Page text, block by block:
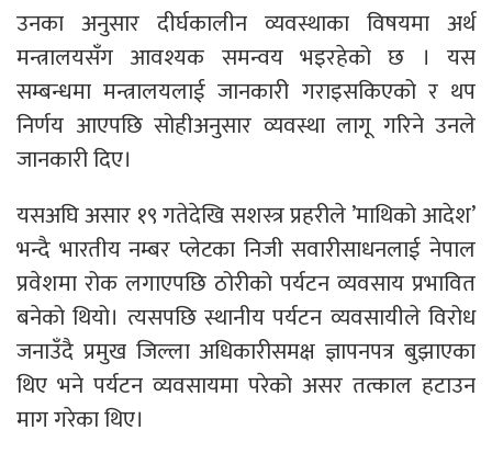
उनका अनुसार दीर्घकालीन व्यवस्थाका विषयमा अर्थ
मन्त्रालयसँग आवश्यक समन्वय भइरहेको छ । यस
सम्बन्धमा मन्त्रालयलाई जानकारी गराइसकिएको र थप
निर्णय आएपछि सोहीअनुसार व्यवस्था लागू गरिने उनले
जानकारी दिए।
यसअघि असार १९ गतेदेखि सशस्त्र प्रहरीले ’माथिको आदेश’
भन्दै भारतीय नम्बर प्लेटका निजी सवारीसाधनलाई नेपाल
प्रवेशमा रोक लगाएपछि ठोरीको पर्यटन व्यवसाय प्रभावित
बनेको थियो। त्यसपछि स्थानीय पर्यटन व्यवसायीले विरोध
जनाउँदै प्रमुख जिल्ला अधिकारीसमक्ष ज्ञापनपत्र बुझाएका
थिए भने पर्यटन व्यवसायमा परेको असर तत्काल हटाउन
माग गरेका थिए।